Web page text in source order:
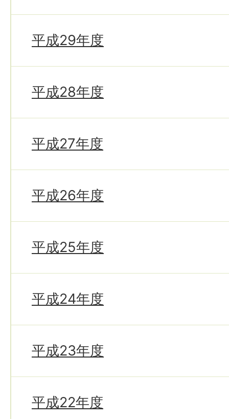
平成29年度
平成28年度
平成27年度
平成26年度
平成25年度
平成24年度
平成23年度
平成22年度